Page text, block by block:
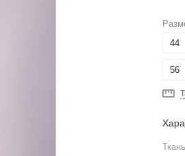
44
56